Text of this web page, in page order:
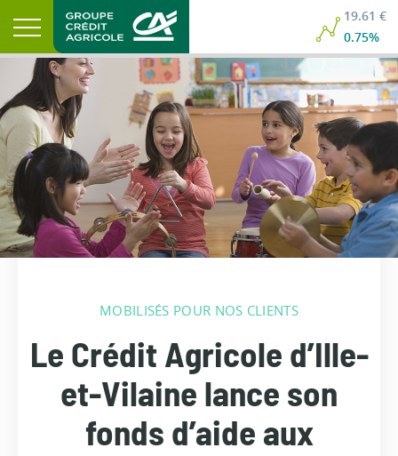
19.61 €
0.75%
MOBILISÉS POUR NOS CLIENTS
Le Crédit Agricole d’Ille-
et-Vilaine lance son
fonds d’aide aux